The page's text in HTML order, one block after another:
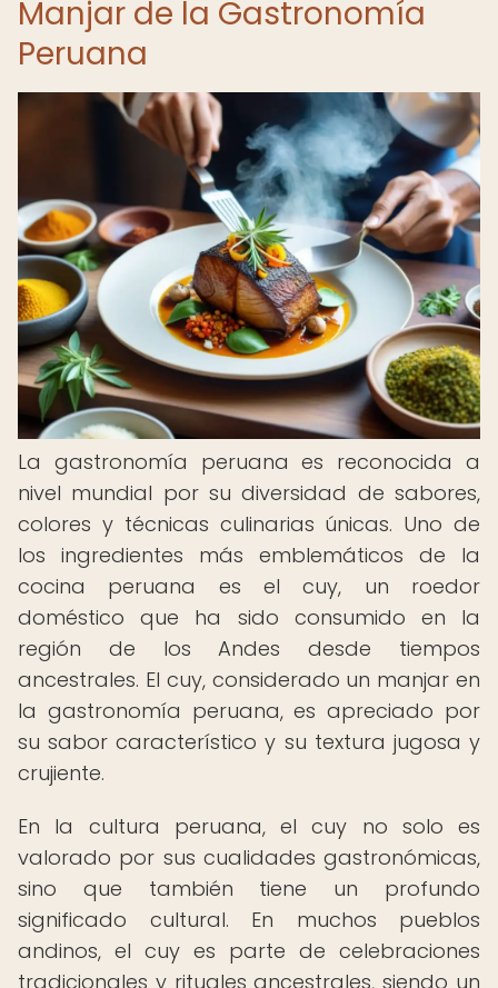
Manjar de la Gastronomía
Peruana
La gastronomía peruana es reconocida a
nivel mundial por su diversidad de sabores,
colores y técnicas culinarias únicas. Uno de
los ingredientes más emblemáticos de la
cocina peruana es el cuy, un roedor
doméstico que ha sido consumido en la
región de los Andes desde tiempos
ancestrales. El cuy, considerado un manjar en
la gastronomía peruana, es apreciado por
su sabor característico y su textura jugosa y
crujiente.
En la cultura peruana, el cuy no solo es
valorado por sus cualidades gastronómicas,
sino que también tiene un profundo
significado cultural. En muchos pueblos
andinos, el cuy es parte de celebraciones
tradicionales y rituales ancestrales, siendo un